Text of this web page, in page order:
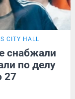
CITY HALL
снабжали
по делу
27